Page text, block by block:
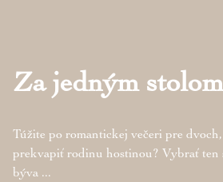
Za jedným stolom
Túžite po romantickej večeri pre dvoch,
prekvapiť rodinu hostinou? Vybrať ten
býva ...